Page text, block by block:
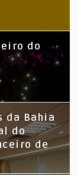
do
da Bahia
do
de